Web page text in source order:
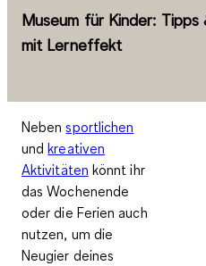
Museum für Kinder:
mit Lerneffekt
Nebensportlichen
undkreativen
Aktivitäten könnt ihr
das Wochenende
oder die Ferien auch
nutzen, um die
Neugier deines